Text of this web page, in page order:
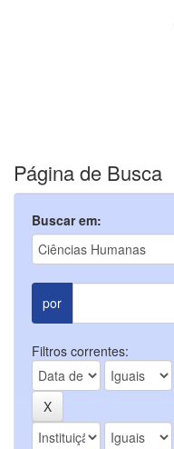
Página de Busca
Buscar em:
por
Filtros correntes: